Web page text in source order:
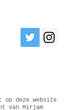
deze website
van Mirjam